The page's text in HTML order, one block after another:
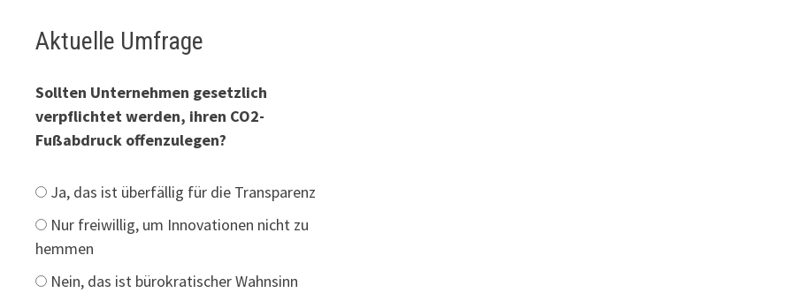
Aktuelle Umfrage
Sollten Unternehmen gesetzlich
verpflichtet werden, ihren CO2-
Fußabdruck offenzulegen?
Ja, das ist überfällig für die Transparenz
Nur freiwillig, um Innovationen nicht zu
hemmen
Nein, das ist bürokratischer Wahnsinn